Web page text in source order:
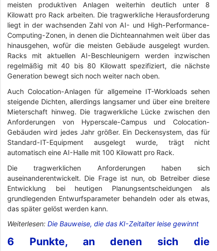
meisten produktiven Anlagen weiterhin deutlich unter 8
Kilowatt pro Rack arbeiten. Die tragwerkliche Herausforderung
liegt in der wachsenden Zahl von AI- und High-Performance-
Computing-Zonen, in denen die Dichteannahmen weit über das
hinausgehen, wofür die meisten Gebäude ausgelegt wurden.
Racks mit aktuellen AI-Beschleunigern werden inzwischen
regelmäßig mit 40 bis 80 Kilowatt spezifiziert, die nächste
Generation bewegt sich noch weiter nach oben.
Auch Colocation-Anlagen für allgemeine IT-Workloads sehen
steigende Dichten, allerdings langsamer und über eine breitere
Mieterschaft hinweg. Die tragwerkliche Lücke zwischen den
Anforderungen von Hyperscale-Campus und Colocation-
Gebäuden wird jedes Jahr größer. Ein Deckensystem, das für
Standard-IT-Equipment ausgelegt wurde, trägt nicht
automatisch eine AI-Halle mit 100 Kilowatt pro Rack.
Die tragwerklichen Anforderungen haben sich
auseinanderentwickelt. Die Frage ist nun, ob Betreiber diese
Entwicklung bei heutigen Planungsentscheidungen als
grundlegenden Entwurfsparameter behandeln oder als etwas,
das später gelöst werden kann.
Weiterlesen: Die Bauweise, die das KI-Zeitalter leise gewinnt
6 Punkte, an denen sich die